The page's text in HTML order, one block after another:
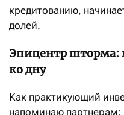
кредитованию,
долей.
Эпицентр шторма:
ко дну
Как практикующий
напоминаю